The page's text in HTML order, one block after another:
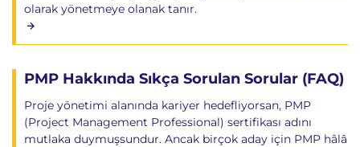
olarak yönetmeye olanak tanır.
PMP Hakkında Sıkça Sorulan Sorular (FAQ)
Proje yönetimi alanında kariyer hedefliyorsan, PMP
(Project Management Professional) sertifikası adını
mutlaka duymuşsundur. Ancak birçok aday için PMP hâlâ